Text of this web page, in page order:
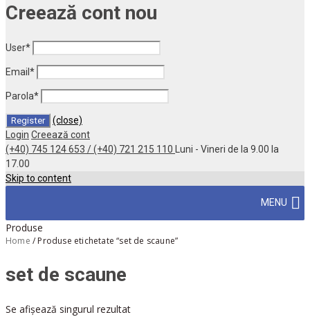
Creează cont nou
User*
Email *
Parola*
(close)
Login Creează cont
(+40) 745 124 653 / (+40) 721 215 110
Luni - Vineri de la 9.00 la
17.00
Skip to content
MENU
Produse
Home / Produse etichetate “set de scaune”
set de scaune
Se afișează singurul rezultat